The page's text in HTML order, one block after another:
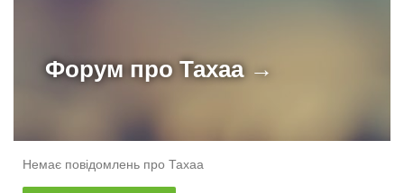
Форум про Тахаа →
Немає повідомлень про Тахаа